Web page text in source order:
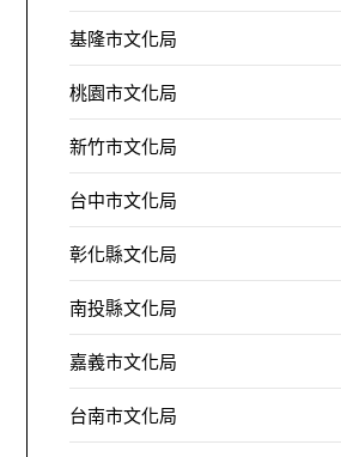
基隆市文化局
桃園市文化局
新竹市文化局
台中市文化局
彰化縣文化局
南投縣文化局
嘉義市文化局
台南市文化局